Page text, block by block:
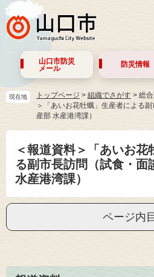
山口市防災
メール
防災情報
現在地 トップページ > 組織でさがす > 総
＞「あいお花牡蠣」生産者による
産部 水産港湾課）
＜報道資料＞「あいお花
る副市長訪問（試食・面
水産港湾課）
ページ内